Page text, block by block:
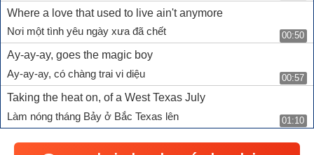
Where a love that used to live ain't anymore
Nơi một tình yêu ngày xưa đã chết
00:50
Ay-ay-ay, goes the magic boy
Ay-ay-ay, có chàng trai vi diệu
00:57
Taking the heat on, of a West Texas July
Làm nóng tháng Bảy ở Bắc Texas lên
01:10
Burning the freeway in with the dusty night